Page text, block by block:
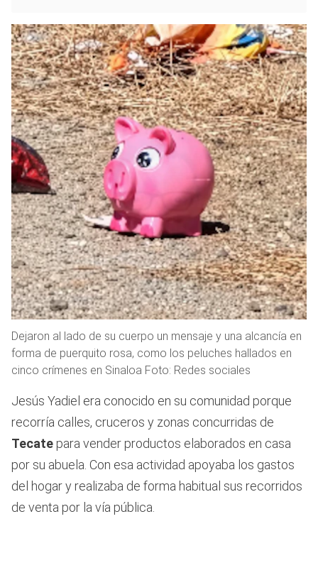
Dejaron al lado de su cuerpo un mensaje y una alcancía en
forma de puerquito rosa, como los peluches hallados en
cinco crímenes en Sinaloa Foto: Redes sociales
Jesús Yadiel era conocido en su comunidad porque
recorría calles, cruceros y zonas concurridas de
Tecate para vender productos elaborados en casa
por su abuela. Con esa actividad apoyaba los gastos
del hogar y realizaba de forma habitual sus recorridos
de venta por la vía pública.